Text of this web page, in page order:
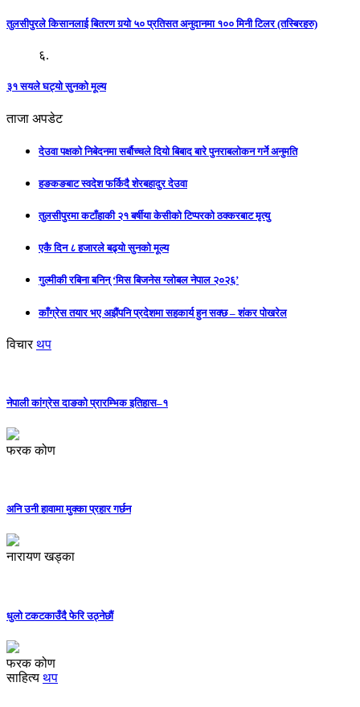
तुलसीपुरले किसानलाई बितरण गर्‍यो ५० प्रतिसत अनुदानमा १०० मिनी टिलर (तस्बिरहरु)
६.
३१ सयले घट्यो सुनको मूल्य
ताजा अपडेट
देउवा पक्षको निबेदनमा सर्बौच्चले दियो बिबाद बारे पुनराबलोकन गर्ने अनुमति
हङकङबाट स्वदेश फर्किदै शेरबहादुर देउवा
तुलसीपुरमा कटाँहाकी २१ बर्षीया केसीको टिप्परको ठक्करबाट मृत्यु
एकै दिन ८ हजारले बढ्यो सुनको मूल्य
गुल्मीकी रबिना बनिन् ‘मिस बिजनेस ग्लोबल नेपाल २०२६’
काँग्रेस तयार भए अझैंपनि प्रदेशमा सहकार्य हुन सक्छ – शंकर पोखरेल
विचार थप
नेपाली कांग्रेस दाङको प्रारम्भिक इतिहास–१
फरक कोण
अनि उनी हावामा मुक्का प्रहार गर्छन
नारायण खड्का
धुलो टकटकाउँदै फेरि उठ्नेछौं
फरक कोण
साहित्य थप